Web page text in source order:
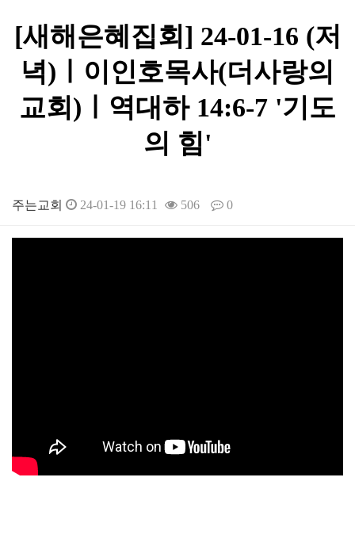
[새해은혜집회] 24-01-16 (저
녁)ㅣ이인호목사(더사랑의
교회)ㅣ역대하 14:6-7 '기도
의 힘'
주는교회 24-01-19 16:11 506 0